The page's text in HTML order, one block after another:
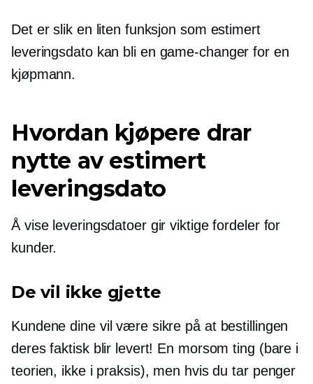
Det er slik en liten funksjon som estimert
leveringsdato kan bli en game-changer for en
kjøpmann.
Hvordan kjøpere drar
nytte av estimert
leveringsdato
Å vise leveringsdatoer gir viktige fordeler for
kunder.
De vil ikke gjette
Kundene dine vil være sikre på at bestillingen
deres faktisk blir levert! En morsom ting (bare i
teorien, ikke i praksis), men hvis du tar penger